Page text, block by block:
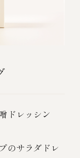
ドレッシン
のサラダドレ